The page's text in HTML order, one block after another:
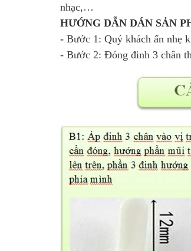
nhạc,…
HƯỚNG DẪN DÁN SẢN
- Bước 1: Quý khách ấn nhẹ
- Bước 2: Đóng đinh 3 chân